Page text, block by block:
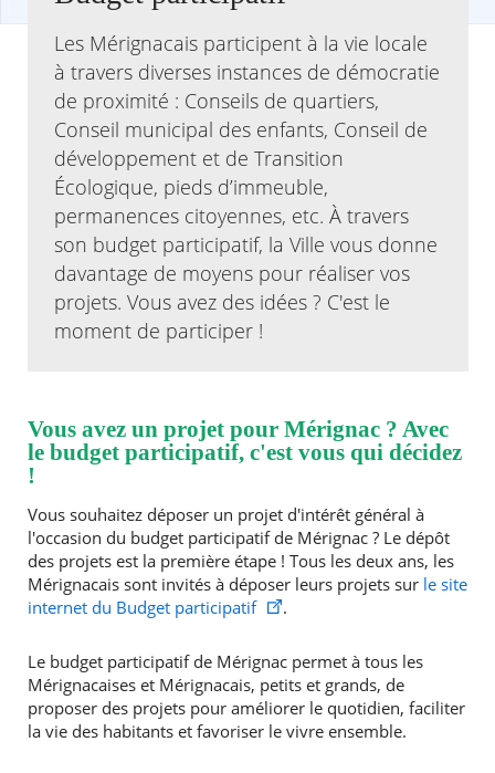
Agenda
Actualités
Kiosque
Espace de services en ligne
Facebook
X Instagram
Youtube
Linkedin
Les Mérignacais participent à la vie locale
à travers diverses instances de démocratie
de proximité : Conseils de quartiers,
Conseil municipal des enfants, Conseil de
développement et de Transition
Écologique, pieds d’immeuble,
permanences citoyennes, etc. À travers
son budget participatif, la Ville vous donne
davantage de moyens pour réaliser vos
projets. Vous avez des idées ? C'est le
moment de participer !
Vous avez un projet pour Mérignac ? Avec
le budget participatif, c'est vous qui décidez
!
Vous souhaitez déposer un projet d'intérêt général à
l'occasion du budget participatif de Mérignac ? Le dépôt
des projets est la première étape ! Tous les deux ans, les
Mérignacais sont invités à déposer leurs projets sur le site
internet du Budget participatif
.
Le budget participatif de Mérignac permet à tous les
Mérignacaises et Mérignacais, petits et grands, de
proposer des projets pour améliorer le quotidien, faciliter
la vie des habitants et favoriser le vivre ensemble.